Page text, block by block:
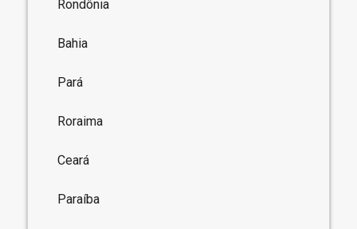
Rondônia
Bahia
Pará
Roraima
Ceará
Paraíba